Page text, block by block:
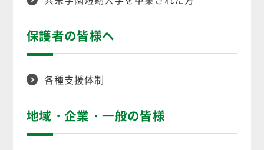
保護者の皆様へ
各種支援体制
地域・企業・一般の皆様